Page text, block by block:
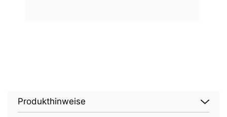
Produkthinweise